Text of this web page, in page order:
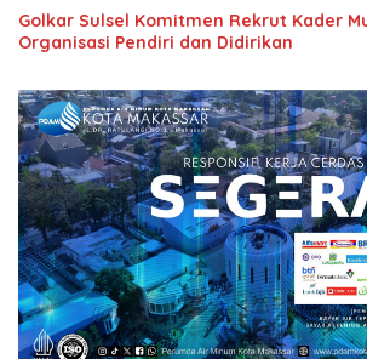
Golkar Sulsel Komitmen Rekrut Kader
Organisasi Pendiri dan Didirikan